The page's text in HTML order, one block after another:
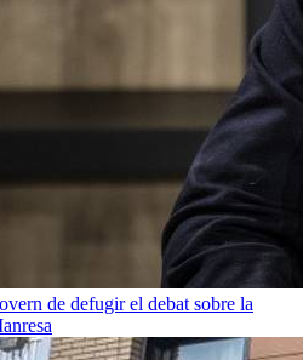
de defugir el debat sobre la